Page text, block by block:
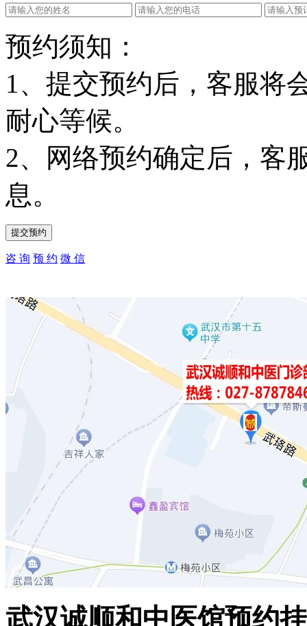
预约须知：
1、提交预约后，客服将
耐心等候。
2、网络预约确定后，客
息。
咨 询 预 约 微 信
武汉诚顺和中医馆预约